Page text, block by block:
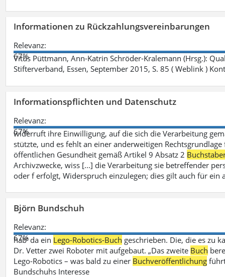
Informationen zu Rückzahlungsvereinbarungen
Relevanz:
67%
Vitus Püttmann, Ann-Katrin Schröder-Kralemann (Hrsg.):
Stifterverband, Essen, September 2015, S. 85 ( Weblink )
Informationspflichten und Datenschutz
Relevanz:
67%
widerruft ihre Einwilligung, auf die sich die Verarbeitung
stützte, und es fehlt an einer anderweitigen
öffentlichen Gesundheit gemäß Artikel 9 Absatz 2
Archivzwecke, wiss [...] die Verarbeitung sie betreffender
oder f erfolgt, Widerspruch einzulegen; dies gilt auch für ein
Björn Bundschuh
Relevanz:
67%
hab‘ da ein Lego-Robotics-Buch geschrieben. Die, die es zu
Dr. Vetter zwei Roboter mit aufgebaut. „Das zweite Buch
Lego-Robotics – was bald zu einer Buchveröffentlichung
Bundschuhs Interesse